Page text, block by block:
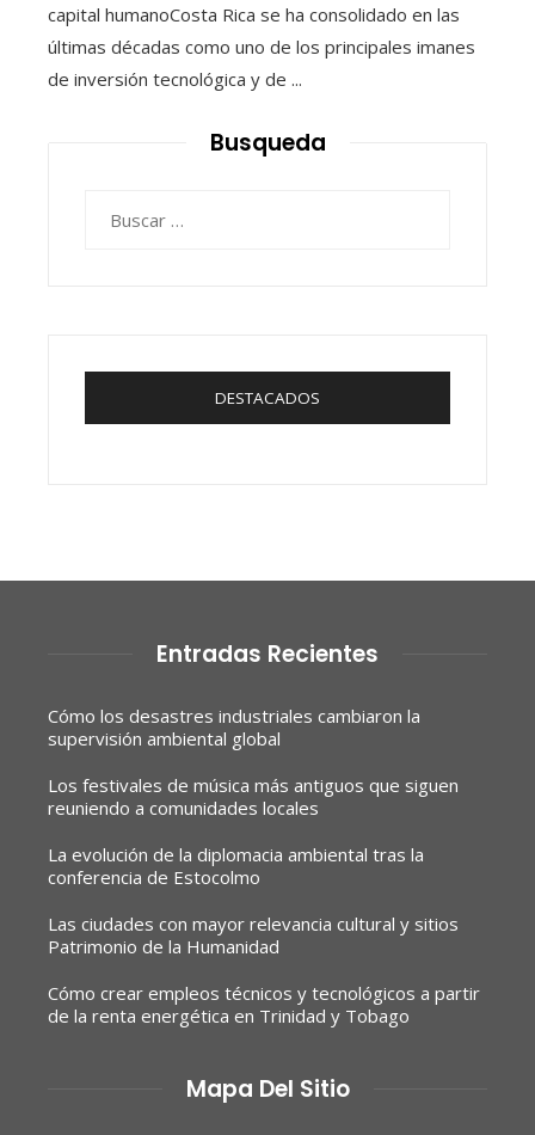
capital humanoCosta Rica se ha consolidado en las
últimas décadas como uno de los principales imanes
de inversión tecnológica y de ...
Busqueda
DESTACADOS
Entradas Recientes
Cómo los desastres industriales cambiaron la
supervisión ambiental global
Los festivales de música más antiguos que siguen
reuniendo a comunidades locales
La evolución de la diplomacia ambiental tras la
conferencia de Estocolmo
Las ciudades con mayor relevancia cultural y sitios
Patrimonio de la Humanidad
Cómo crear empleos técnicos y tecnológicos a partir
de la renta energética en Trinidad y Tobago
Mapa Del Sitio